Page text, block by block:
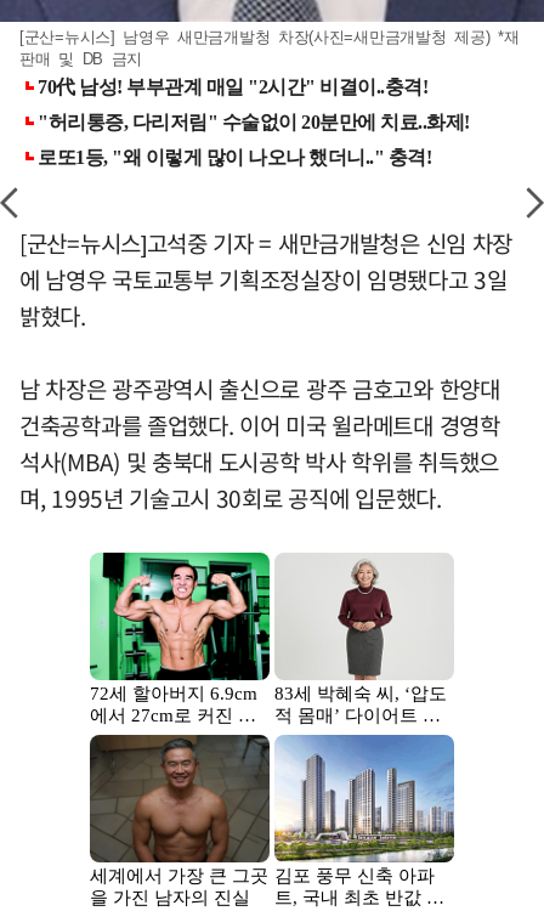
[군산=뉴시스] 남영우 새만금개발청 차장(사진=새만금개발청 제공) *재
판매 및 DB 금지
[군산=뉴시스]고석중 기자 = 새만금개발청은 신임 차장
에 남영우 국토교통부 기획조정실장이 임명됐다고 3일
밝혔다.
남 차장은 광주광역시 출신으로 광주 금호고와 한양대
건축공학과를 졸업했다. 이어 미국 윌라메트대 경영학
석사(MBA) 및 충북대 도시공학 박사 학위를 취득했으
며, 1995년 기술고시 30회로 공직에 입문했다.